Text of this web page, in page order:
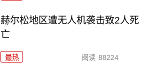
赫尔松地区遭无人机袭击致2人死
亡
最热 阅读 88224